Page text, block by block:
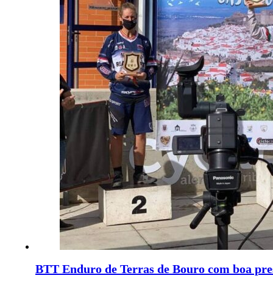
BTT Enduro de Terras de Bouro com boa